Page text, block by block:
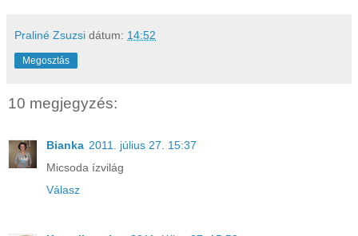
Praliné Zsuzsi dátum: 14:52
Megosztás
10 megjegyzés:
Bianka 2011. július 27. 15:37
Micsoda ízvilág
Válasz